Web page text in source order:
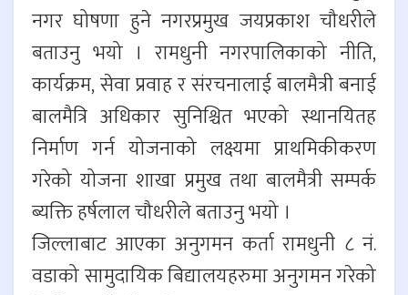
नगर घोषणा हुने नगरप्रमुख जयप्रकाश चौधरीले
बताउनु भयो । रामधुनी नगरपालिकाको नीति,
कार्यक्रम, सेवा प्रवाह र संरचनालाई बालमैत्री बनाई
बालमैत्रि अधिकार सुनिश्चित भएको स्थानयितह
निर्माण गर्न योजनाको लक्ष्यमा प्राथमिकीकरण
गरेको योजना शाखा प्रमुख तथा बालमैत्री सम्पर्क
ब्यक्ति हर्षलाल चौधरीले बताउनु भयो ।
जिल्लाबाट आएका अनुगमन कर्ता रामधुनी ८ नं.
वडाको सामुदायिक बिद्यालयहरुमा अनुगमन गरेको